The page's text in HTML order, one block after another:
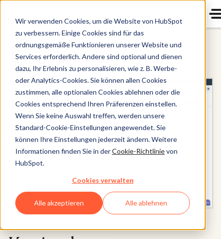
Wir verwenden Cookies, um die Website von HubSpot
zu verbessern. Einige Cookies sind für das
ordnungsgemäße Funktionieren unserer Website und
Services erforderlich. Andere sind optional und dienen
dazu, Ihr Erlebnis zu personalisieren, wie z. B. Werbe-
oder Analytics-Cookies. Sie können allen Cookies
zustimmen, alle optionalen Cookies ablehnen oder die
Cookies entsprechend Ihren Präferenzen einstellen.
Wenn Sie keine Auswahl treffen, werden unsere
Standard-Cookie-Einstellungen angewendet. Sie
können Ihre Einstellungen jederzeit ändern. Weitere
Informationen finden Sie in derCookie-Richtlinievon
HubSpot.
Cookies verwalten
Alle akzeptieren Alle ablehnen
CRM-System von HubSpot